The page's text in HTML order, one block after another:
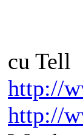
cu Tell
http://
http://